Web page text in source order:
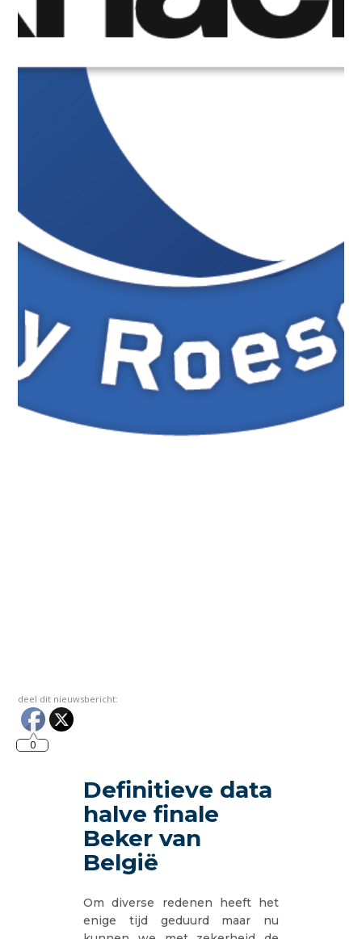
deel dit nieuwsbericht:
0
Definitieve data
halve finale
Beker van
België
Om diverse redenen heeft het
enige tijd geduurd maar nu